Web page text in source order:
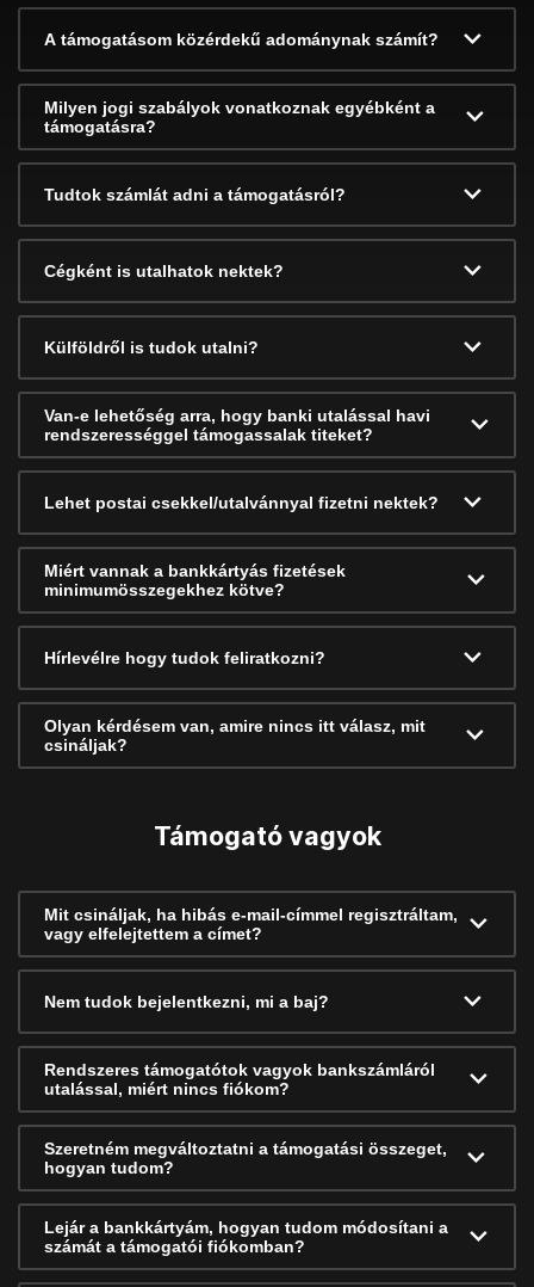
A támogatásom közérdekű adománynak számít?
Milyen jogi szabályok vonatkoznak egyébként a
támogatásra?
Tudtok számlát adni a támogatásról?
Cégként is utalhatok nektek?
Külföldről is tudok utalni?
Van-e lehetőség arra, hogy banki utalással havi
rendszerességgel támogassalak titeket?
Lehet postai csekkel/utalvánnyal fizetni nektek?
Miért vannak a bankkártyás fizetések
minimumösszegekhez kötve?
Hírlevélre hogy tudok feliratkozni?
Olyan kérdésem van, amire nincs itt válasz, mit
csináljak?
Támogató vagyok
Mit csináljak, ha hibás e-mail-címmel regisztráltam,
vagy elfelejtettem a címet?
Nem tudok bejelentkezni, mi a baj?
Rendszeres támogatótok vagyok bankszámláról
utalással, miért nincs fiókom?
Szeretném megváltoztatni a támogatási összeget,
hogyan tudom?
Lejár a bankkártyám, hogyan tudom módosítani a
számát a támogatói fiókomban?